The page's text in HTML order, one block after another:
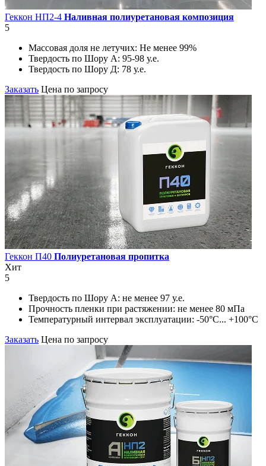
Геккон НП2-4 Наливная полиуретановая композиция
5
Массовая доля не летучих: Не менее 99%
Твердость по Шору А: 95-98 у.е.
Твердость по Шору Д: 78 у.е.
Заказать Цена по запросу
Геккон П40 Полиуретановая пропитка
Хит
5
Твердость по Шору А: не менее 97 у.е.
Прочность пленки при растяжении: не менее 80 мПа
Температурный интервал эксплуатации: -50°С... +100°С
Заказать Цена по запросу